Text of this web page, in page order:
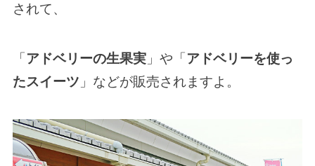
されて、
「アドベリーの生果実」や「アドベリーを使っ
たスイーツ 」などが販売されますよ。